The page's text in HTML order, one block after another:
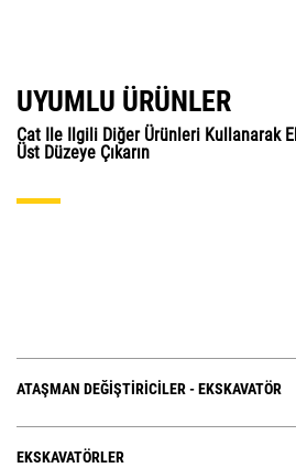
UYUMLU ÜRÜNLER
Cat Ile Ilgili Diğer Ürünleri Kullanarak
Üst Düzeye Çıkarın
ATAŞMAN DEĞIŞTIRICILER - EKSKAVATÖR
EKSKAVATÖRLER